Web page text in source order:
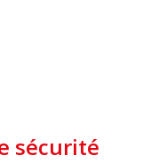
sécurité